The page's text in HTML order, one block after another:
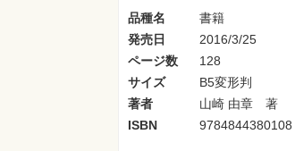
品種名
書籍
発売日
2016/3/25
ページ数
128
サイズ
B5変形判
著者
山崎 由章 著
ISBN
9784844380108